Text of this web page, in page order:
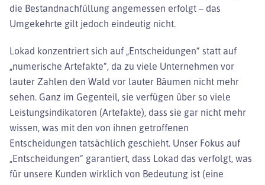
die Bestandnachfüllung angemessen erfolgt – das
Umgekehrte gilt jedoch eindeutig nicht.
Lokad konzentriert sich auf „Entscheidungen“ statt auf
„numerische Artefakte“, da zu viele Unternehmen vor
lauter Zahlen den Wald vor lauter Bäumen nicht mehr
sehen. Ganz im Gegenteil, sie verfügen über so viele
Leistungsindikatoren (Artefakte), dass sie gar nicht mehr
wissen, was mit den von ihnen getroffenen
Entscheidungen tatsächlich geschieht. Unser Fokus auf
„Entscheidungen“ garantiert, dass Lokad das verfolgt, was
für unsere Kunden wirklich von Bedeutung ist (eine